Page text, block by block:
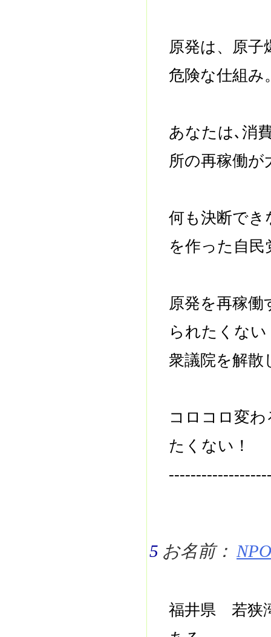
原発は、原
危険な仕組み
あなたは､消
所の再稼働が
何も決断でき
を作った自
原発を再稼
られたくない
衆議院を解散
コロコロ変
たくない！
5 お名前：
福井県 若狭